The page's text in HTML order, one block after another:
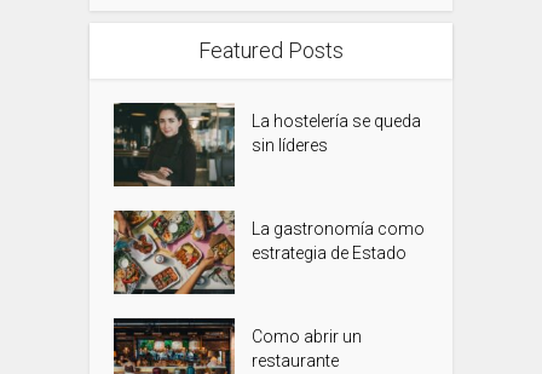
Featured Posts
La hostelería se queda
sin líderes
La gastronomía como
estrategia de Estado
Como abrir un
restaurante